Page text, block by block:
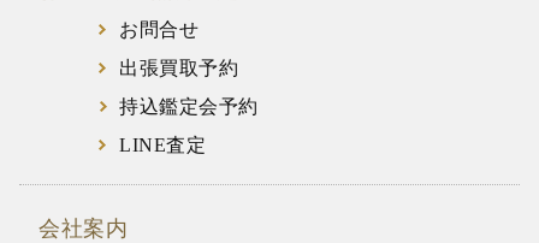
お問合せ
出張買取予約
持込鑑定会予約
LINE査定
会社案内